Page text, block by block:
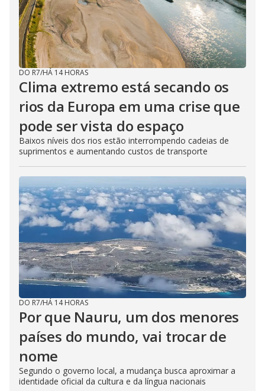
DO R7/HÁ 14 HORAS
Clima extremo está secando os
rios da Europa em uma crise que
pode ser vista do espaço
Baixos níveis dos rios estão interrompendo cadeias de
suprimentos e aumentando custos de transporte
DO R7/HÁ 14 HORAS
Por que Nauru, um dos menores
países do mundo, vai trocar de
nome
Segundo o governo local, a mudança busca aproximar a
identidade oficial da cultura e da língua nacionais